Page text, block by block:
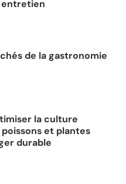
entretien
de la gastronomie
la culture
et plantes
durable